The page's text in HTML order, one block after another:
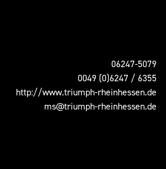
06247-5079
0049 (0)6247 / 6355
http://www.triumph-rheinhessen.de
ms@triumph-rheinhessen.de